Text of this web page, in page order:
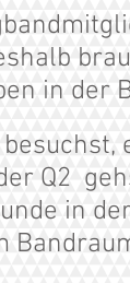
in der
Q2
in